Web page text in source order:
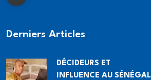
Derniers Articles
DÉCIDEURS ET
INFLUENCE AU SÉNÉGAL